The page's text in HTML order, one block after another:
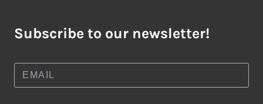
Subscribe to our newsletter!